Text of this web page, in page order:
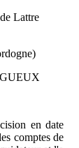
Lattre
en date
comptes de